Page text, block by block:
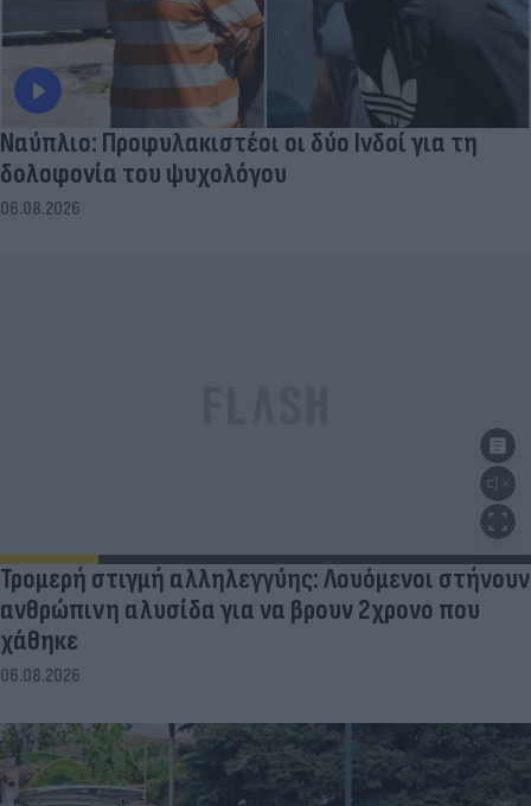
Ναύπλιο: Προφυλακιστέοι οι δύο Ινδοί για τη
δολοφονία του ψυχολόγου
06.08.2026
Τρομερή στιγμή αλληλεγγύης: Λουόμενοι στήνουν
ανθρώπινη αλυσίδα για να βρουν 2χρονο που
χάθηκε
06.08.2026